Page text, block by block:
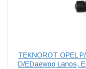
TEKNOROT OPEL
D/EDaewoo Lanos,